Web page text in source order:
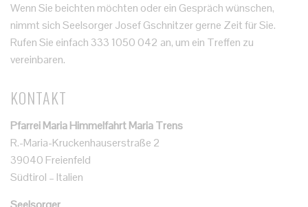
Wenn Sie beichten möchten oder ein Gespräch wünschen,
nimmt sich Seelsorger Josef Gschnitzer gerne Zeit für Sie.
Rufen Sie einfach 333 1050 042 an, um ein Treffen zu
vereinbaren.
KONTAKT
Pfarrei Maria Himmelfahrt Maria Trens
R.-Maria-Kruckenhauserstraße 2
39040 Freienfeld
Südtirol – Italien